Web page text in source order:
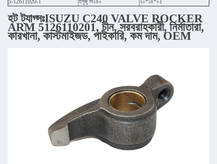
5-12611020-1
ইসুজু সি২৪০ ২০*১৪*০1
হট ট্যাগ্সঃISUZU C240 VALVE ROCKER
ARM 5126110201, চীন, সরবরাহকারী, নির্মাতারা,
কারখানা, কাস্টমাইজড, পাইকারি, কম দাম, OEM